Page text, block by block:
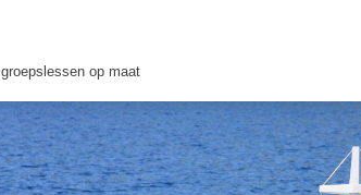
groepslessen op maat